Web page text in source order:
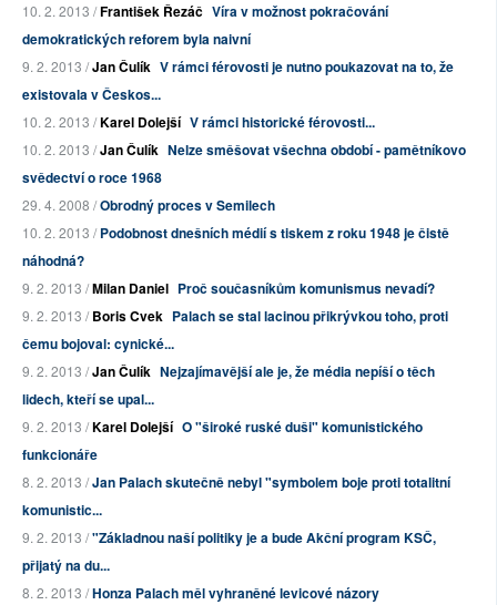
10. 2. 2013 /František Řezáč Víra v možnost pokračování
demokratických reforem byla naivní
9. 2. 2013 /Jan Čulík V rámci férovosti je nutno poukazovat na to, že
existovala v Českos...
10. 2. 2013 /Karel Dolejší V rámci historické férovosti...
10. 2. 2013 /Jan Čulík Nelze směšovat všechna období - pamětníkovo
svědectví o roce 1968
29. 4. 2008 /Obrodný proces v Semilech
10. 2. 2013 /Podobnost dnešních médií s tiskem z roku 1948 je čistě
náhodná?
9. 2. 2013 /Milan Daniel Proč současníkům komunismus nevadí?
9. 2. 2013 /Boris Cvek Palach se stal lacinou přikrývkou toho, proti
čemu bojoval: cynické...
9. 2. 2013 /Jan Čulík Nejzajímavější ale je, že média nepíší o těch
lidech, kteří se upal...
9. 2. 2013 /Karel Dolejší O "široké ruské duši" komunistického
funkcionáře
8. 2. 2013 /Jan Palach skutečně nebyl "symbolem boje proti totalitní
komunistic...
9. 2. 2013 /"Základnou naší politiky je a bude Akční program KSČ,
přijatý na du...
8. 2. 2013 /Honza Palach měl vyhraněné levicové názory